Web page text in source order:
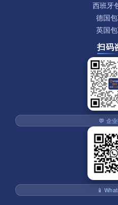
西班牙
德国
英国
扫码
💬 企
📱